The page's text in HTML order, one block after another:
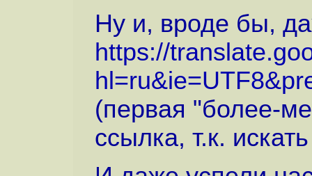
Ну и, вроде бы,
https://
(первая "более-
ссылка, т.к.